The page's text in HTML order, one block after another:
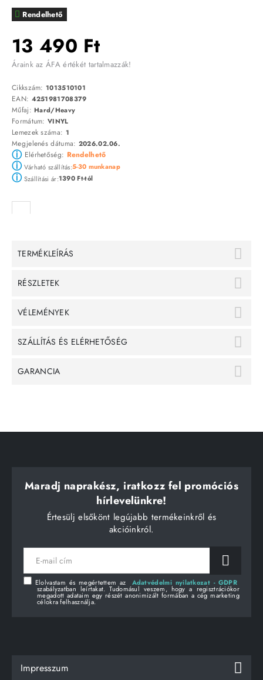
Rendelhető
13 490 Ft
Áraink az ÁFA értékét tartalmazzák!
Cikkszám: 1013510101
EAN: 4251981708379
Műfaj:Hard/Heavy
Formátum: VINYL
Lemezek száma: 1
Megjelenés dátuma: 2026.02.06.
ⓘElérhetőség: Rendelhető
ⓘVárható szállítás:5-30 munkanap
ⓘSzállítási ár:1390 Ft-tól
TERMÉKLEÍRÁS
RÉSZLETEK
VÉLEMÉNYEK
SZÁLLÍTÁS ÉS ELÉRHETŐSÉG
GARANCIA
Maradj naprakész, iratkozz fel promóciós
hírlevelünkre!
Értesülj elsőkönt legújabb termékeinkről és
akcióinkról.
E-
mail
Elolvastam és megértettem az Adatvédelmi nyilatkozat - GDPR
szabályzatban leírtakat. Tudomásul veszem, hogy a regisztrációkor
megadott adataim egy részét anonimizált formában a cég marketing
célokra felhasználja.
Impresszum